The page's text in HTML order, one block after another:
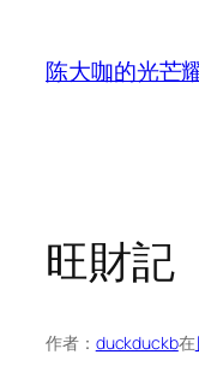
陈大咖的光芒
旺財記
作者： duckduckb在